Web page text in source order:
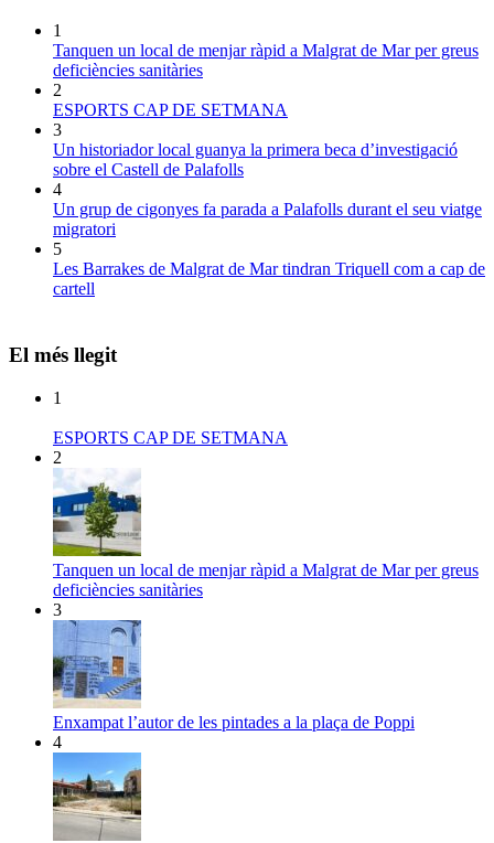
1
Tanquen un local de menjar ràpid a Malgrat de Mar per greus
deficiències sanitàries
2
ESPORTS CAP DE SETMANA
3
Un historiador local guanya la primera beca d’investigació
sobre el Castell de Palafolls
4
Un grup de cigonyes fa parada a Palafolls durant el seu viatge
migratori
5
Les Barrakes de Malgrat de Mar tindran Triquell com a cap de
cartell
El més llegit
1
ESPORTS CAP DE SETMANA
2
Tanquen un local de menjar ràpid a Malgrat de Mar per greus
deficiències sanitàries
3
Enxampat l’autor de les pintades a la plaça de Poppi
4